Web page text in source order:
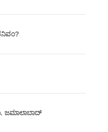
ಜಮಾಲಾಬಾದ್